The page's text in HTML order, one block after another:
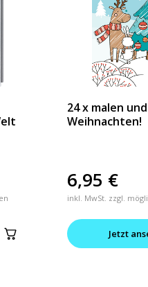
24 x malen
Weihnachten!
6,95 €
inkl. MwSt. zzgl.
Jetzt